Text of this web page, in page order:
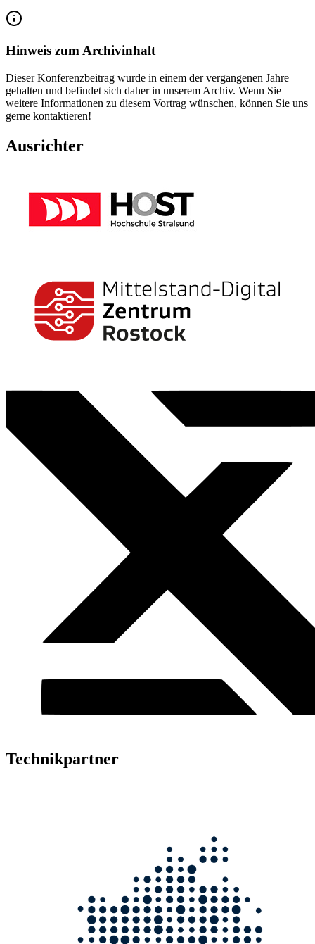
Hinweis zum Archivinhalt
Dieser Konferenzbeitrag wurde in einem der vergangenen Jahre
gehalten und befindet sich daher in unserem Archiv. Wenn Sie
weitere Informationen zu diesem Vortrag wünschen, können Sie uns
gerne kontaktieren!
Ausrichter
Technikpartner